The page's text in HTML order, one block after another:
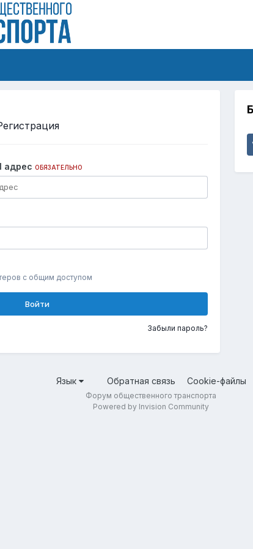
адрес ОБЯЗАТЕЛЬНО
с общим доступом
Войти
Забыли пароль?
Язык Обратная связь Cookie-файлы
Форум общественного транспорта
Powered by Invision Community